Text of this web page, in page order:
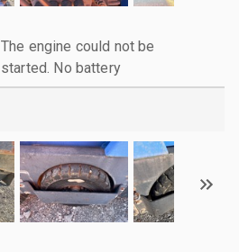
The engine could not be
started. No battery